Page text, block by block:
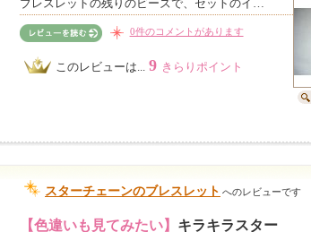
ブレスレットの残りのビーズで、セットのイ…
0件のコメントがあります
このレビューは... 9 きらりポイント
スターチェーンのブレスレット へのレビューです
【色違いも見てみたい】 キラキラスター